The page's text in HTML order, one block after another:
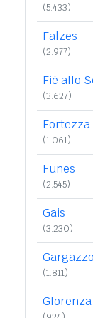
(5.433)
Falzes
(2.977)
Fiè allo
(3.627)
Fortezza
(1.061)
Funes
(2.545)
Gais
(3.230)
(1.811)
Glorenza